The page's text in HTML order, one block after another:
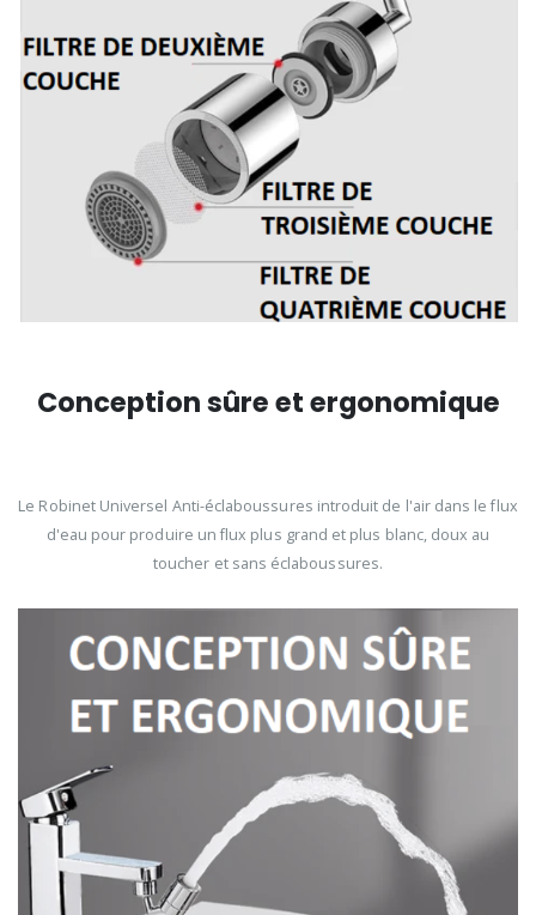
Conception sûre et ergonomique
Le Robinet Universel Anti-éclaboussures introduit de l'air dans le flux
d'eau pour produire un flux plus grand et plus blanc, doux au
toucher et sans éclaboussures.